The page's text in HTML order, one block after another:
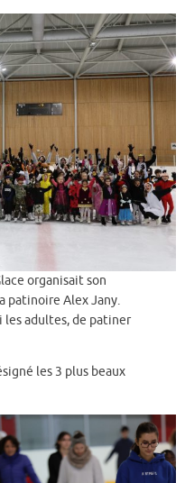
organisait son
patinoire Alex Jany.
les adultes, de patiner
les 3 plus beaux